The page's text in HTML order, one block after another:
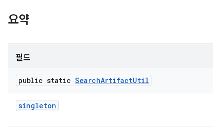
요약
필드
public static SearchArtifactUtil
singleton